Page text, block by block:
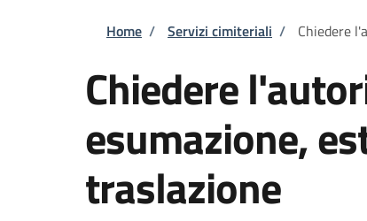
Briciole di pane
Home / Servizi cimiteriali / Chiedere
Chiedere
esumazione,
traslazione